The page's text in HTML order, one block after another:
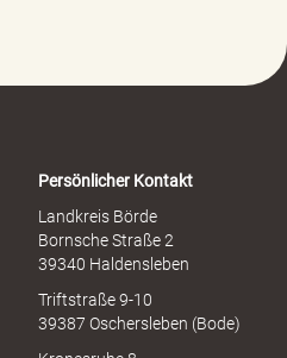
Persönlicher Kontakt
Landkreis Börde
Bornsche Straße 2
39340 Haldensleben
Triftstraße 9-10
39387 Oschersleben (Bode)